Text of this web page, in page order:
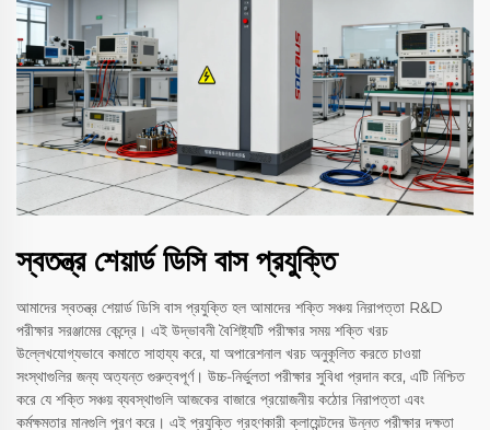
স্বতন্ত্র শেয়ার্ড ডিসি বাস প্রযুক্তি
আমাদের স্বতন্ত্র শেয়ার্ড ডিসি বাস প্রযুক্তি হল আমাদের শক্তি সঞ্চয় নিরাপত্তা R&D
পরীক্ষার সরঞ্জামের কেন্দ্রে। এই উদ্ভাবনী বৈশিষ্ট্যটি পরীক্ষার সময় শক্তি খরচ
উল্লেখযোগ্যভাবে কমাতে সাহায্য করে, যা অপারেশনাল খরচ অনুকূলিত করতে চাওয়া
সংস্থাগুলির জন্য অত্যন্ত গুরুত্বপূর্ণ। উচ্চ-নির্ভুলতা পরীক্ষার সুবিধা প্রদান করে, এটি নিশ্চিত
করে যে শক্তি সঞ্চয় ব্যবস্থাগুলি আজকের বাজারে প্রয়োজনীয় কঠোর নিরাপত্তা এবং
কর্মক্ষমতার মানগুলি পূরণ করে। এই প্রযুক্তি গ্রহণকারী ক্লায়েন্টদের উন্নত পরীক্ষার দক্ষতা